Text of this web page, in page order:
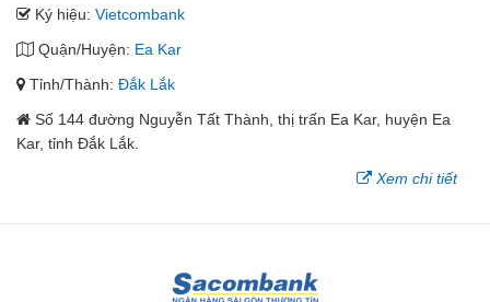
Ký hiệu: Vietcombank
Quận/Huyện: Ea Kar
Tỉnh/Thành: Đắk Lắk
Số 144 đường Nguyễn Tất Thành, thị trấn Ea Kar, huyện Ea
Kar, tỉnh Đắk Lắk.
Xem chi tiết